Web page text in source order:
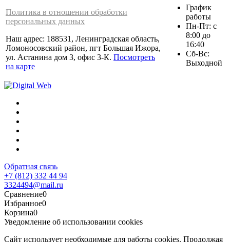
Политика в отношении обработки
персональных данных
Наш адрес: 188531, Ленинградская область,
Ломоносовский район, пгт Большая Ижора,
ул. Астанина дом 3, офис 3-К. Посмотреть
на карте
График
работы
Пн-Пт: с
8:00 до
16:40
Сб-Вс:
Выходной
Обратная связь
+7 (812) 332 44 94
3324494@mail.ru
Сравнение0
Избранное0
Корзина0
Уведомление об использовании cookies
Сайт использует необходимые для работы cookies. Продолжая